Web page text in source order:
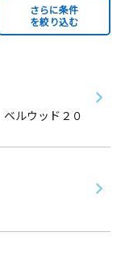
さらに条件
を絞り込む
ルウッド２０